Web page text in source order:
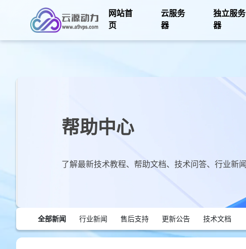
网站首
页
云服务
器
独立服务
器
帮助中心
了解最新技术教程、帮助文档、技术问答、行业新闻
全部新闻 行业新闻 售后支持 更新公告 技术文档